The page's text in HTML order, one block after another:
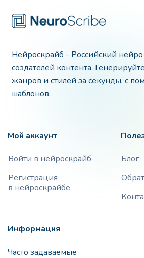
Нейроскрайб - Российский
создателей контента.
жанров и стилей за секунды, с
шаблонов.
Мой аккаунт
Войти в нейроскрайб
Регистрация
в нейроскрайбе
Блог
Информация
Часто задаваемые